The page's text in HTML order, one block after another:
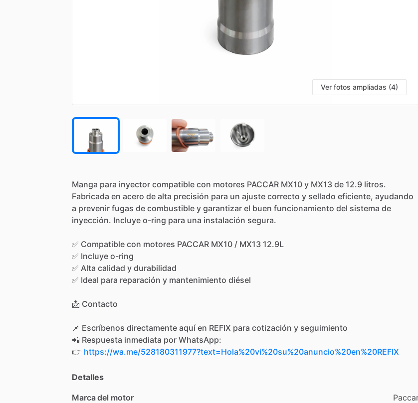
Ver fotos ampliadas (4)
Manga para inyector compatible con motores PACCAR MX10 y MX13 de 12.9 litros.
Fabricada en acero de alta precisión para un ajuste correcto y sellado eficiente, ayudando
a prevenir fugas de combustible y garantizar el buen funcionamiento del sistema de
inyección. Incluye o-ring para una instalación segura.
✅ Compatible con motores PACCAR MX10 ​/​ MX13 12.9L
✅ Incluye o-ring
✅ Alta calidad y durabilidad
✅ Ideal para reparación y mantenimiento diésel
📩 Contacto
📌 Escríbenos directamente aquí en REFIX para cotización y seguimiento
📲 Respuesta inmediata por WhatsApp:
👉 https://wa.me/528180311977?text=Hola%20vi%20su%20anuncio%20en%20REFIX
Detalles
Marca del motor